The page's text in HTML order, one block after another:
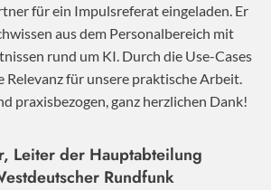
für ein Impulsreferat eingeladen. Er
aus dem Personalbereich mit
rund um KI. Durch die Use-Cases
Relevanz für unsere praktische Arbeit.
praxisbezogen, ganz herzlichen Dank!
Leiter der Hauptabteilung
Rundfunk